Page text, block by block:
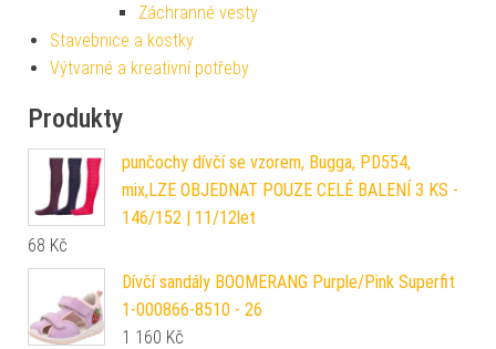
Záchranné vesty
Stavebnice a kostky
Výtvarné a kreativní potřeby
Produkty
punčochy dívčí se vzorem, Bugga, PD554,
mix,LZE OBJEDNAT POUZE CELÉ BALENÍ 3 KS -
146/152 | 11/12let
68 Kč
Dívčí sandály BOOMERANG Purple/Pink Superfit
1-000866-8510 - 26
1 160 Kč